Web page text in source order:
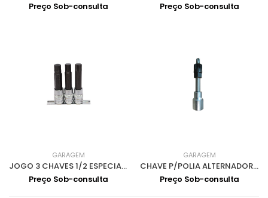
Preço Sob-consulta
Preço Sob-consulta
GARAGEM
JOGO 3 CHAVES 1/2 ESPECIAIS PARAF TRINCOS BMW 3350
Preço Sob-consulta
GARAGEM
CHAVE P/POLIA ALTERNADOR 1/2 TX50 3404
Preço Sob-consulta